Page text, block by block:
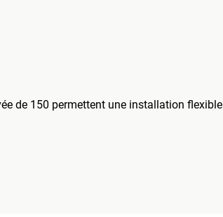
de 150 permettent une installation flexible